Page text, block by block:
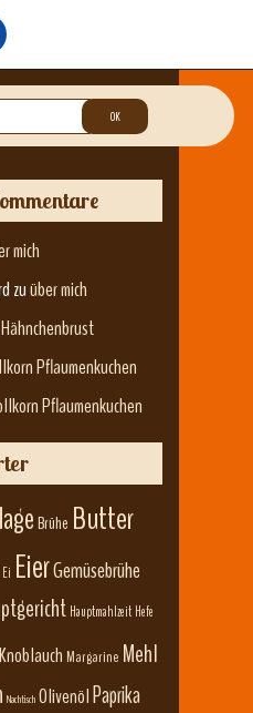
mich
zuüber mich
Hähnchenbrust
Pflaumenkuchen
Pflaumenkuchen
Brühe Butter
Ei EierGemüsebrühe
Hauptmahlzeit Hefe
Knoblauch Margarine Mehl
Nachtisch OlivenölPaprika